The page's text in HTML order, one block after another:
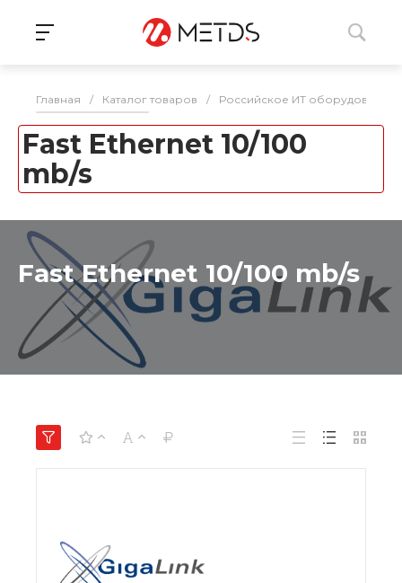
Главная / Каталог товаров / Российское ИТ оборудование
Fast Ethernet 10/100
mb/s
Fast Ethernet 10/100 mb/s